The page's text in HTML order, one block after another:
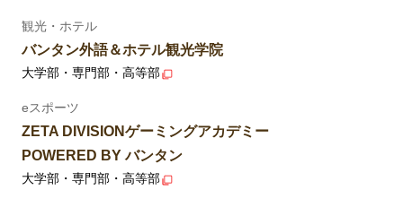
観光・ホテル
バンタン外語＆ホテル観光学院
大学部・専門部・高等部
eスポーツ
ZETA DIVISIONゲーミングアカデミー
POWERED BY バンタン
大学部・専門部・高等部